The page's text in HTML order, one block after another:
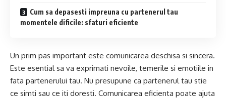
Cum sa depasesti impreuna cu partenerul tau
momentele dificile: sfaturi eficiente
Un prim pas important este comunicarea deschisa si sincera.
Este esential sa va exprimati nevoile, temerile si emotiile in
fata partenerului tau. Nu presupune ca partenerul tau stie
ce simti sau ce iti doresti. Comunicarea eficienta poate ajuta